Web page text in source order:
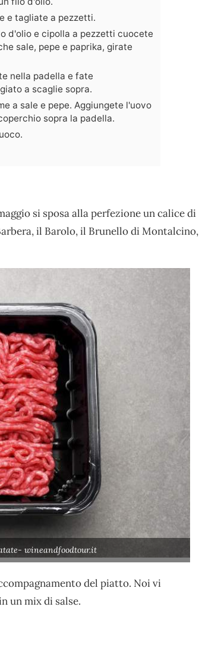
e tagliate a pezzetti.
d'olio e cipolla a pezzetti cuocete
sale, pepe e paprika, girate
nella padella e fate
a scaglie sopra.
a sale e pepe. Aggiungete l'uovo
sopra la padella.
si sposa alla perfezione un calice di
il Barolo, il Brunello di Montalcino,
wineandfoodtour.it
del piatto. Noi vi
un mix di salse.